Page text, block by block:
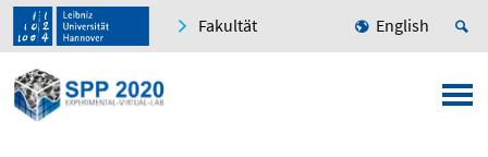
Fakultät English